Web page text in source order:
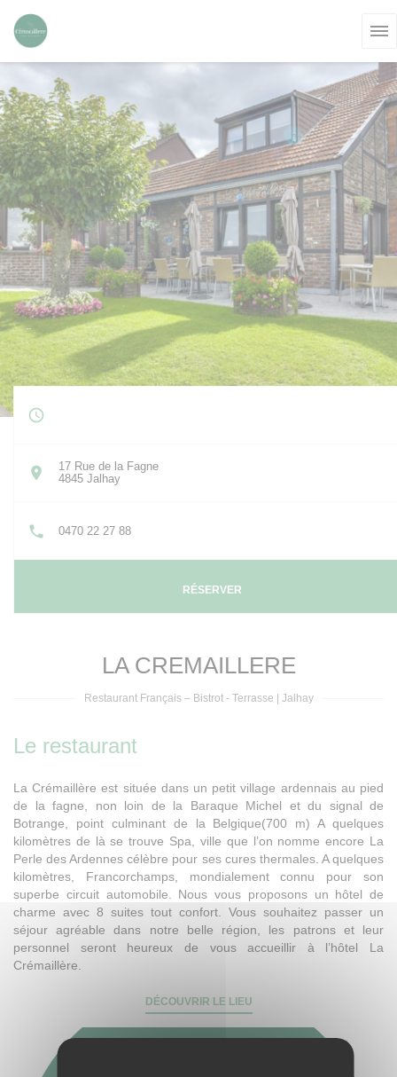
17 Rue de la Fagne
4845 Jalhay((ouvre une nouvelle fenêtre))
0470 22 27 88
RÉSERVER
LA CREMAILLERE
Restaurant Français – Bistrot - Terrasse Jalhay
Le restaurant
La Crémaillère est située dans un petit village ardennais au pied
de la fagne, non loin de la Baraque Michel et du signal de
Botrange, point culminant de la Belgique(700 m) A quelques
kilomètres de là se trouve Spa, ville que l’on nomme encore La
Perle des Ardennes célèbre pour ses cures thermales. A quelques
kilomètres, Francorchamps, mondialement connu pour son
superbe circuit automobile. Nous vous proposons un hôtel de
charme avec 8 suites tout confort. Vous souhaitez passer un
séjour agréable dans notre belle région, les patrons et leur
personnel seront heureux de vous accueillir à l’hôtel La
Crémaillère.
DÉCOUVRIR LE LIEU